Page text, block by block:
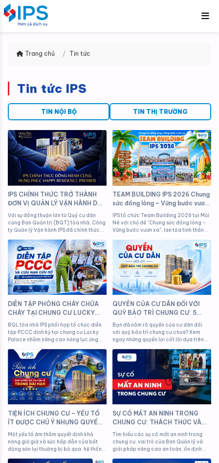
Trang chủ / Tin tức
Tin tức IPS
TIN NỘI BỘ TIN THỊ TRƯỜNG
IPS CHÍNH THỨC TRỞ THÀNH
ĐƠN VỊ QUẢN LÝ VẬN HÀNH DỰ
ÁN HƯNG PHÚC HAPPY
RESIDENCE PREMIER (PHÚ MỸ
HƯNG)
Với sự đồng thuận lớn từ Quý cư dân
cùng Ban Quản trị (BQT) tòa nhà, Công
ty Quản lý Vận hành IPS đã chính thức
hành toàn bộ công tác dịch vụ tại dự
án.
TEAM BUILDING IPS 2026 Chung
sức đồng lòng – Vững bước vươn
xa
IPS tổ chức Team Building 2026 tại Mũi
Né với chủ đề "Chung sức đồng lòng –
Vững bước vươn xa", lan tỏa tinh thần
DIỄN TẬP PHÒNG CHÁY CHỮA
CHÁY TẠI CHUNG CƯ LUCKY
PALACE - ĐẢM BẢO AN TOÀN
CHO CƯ DÂN
BQL tòa nhà IPS phối hợp tổ chức diễn
tập PCCC định kỳ tại chung cư Lucky
Palace nhằm nâng cao năng lực ứng
cho cư dân.
QUYỀN CỦA CƯ DÂN ĐỐI VỚI
QUỸ BẢO TRÌ CHUNG CƯ: 5
ĐIỀU BẮT BUỘC PHẢI BIẾT
Bạn đã nắm rõ quyền của cư dân đối
với quỹ bảo trì chung cư chưa? Xem
ngay những quyền lợi cốt lõi dựa trên
mình.
TIỆN ÍCH CHUNG CƯ – YẾU TỐ
ÍT ĐƯỢC CHÚ Ý NHƯNG QUYẾT
ĐỊNH GIÁ TRỊ CĂN HỘ TRONG
DÀI HẠN
Một yếu tố âm thầm quyết định khả
năng giữ giá và sức hấp dẫn của bất
động sản lại thường bị bỏ qua: hệ thống
SỰ CỐ MẤT AN NINH TRONG
CHUNG CƯ: THÁCH THỨC VÀ
GIẢI PHÁP TRONG CÔNG TÁC
QUẢN LÝ VẬN HÀNH
Tìm hiểu các sự cố mất an ninh trong
chung cư, vai trò của Ban Quản lý và
giải pháp nâng cao an toàn, ổn định